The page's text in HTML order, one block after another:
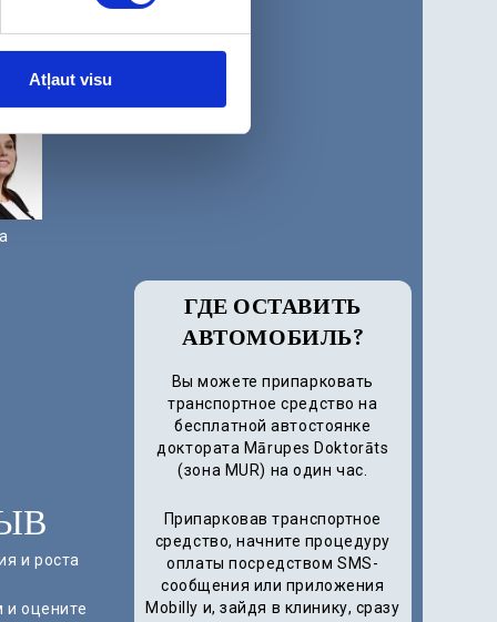
Atļaut visu
и роста
и оцените
ГДЕ ОСТАВИТЬ
АВТОМОБИЛЬ?
Вы можете припарковать
транспортное средство на
бесплатной автостоянке
доктората Mārupes Doktorāts
(зона MUR) на один час.
Припарковав транспортное
средство, начните процедуру
оплаты посредством SMS-
сообщения или приложения
Mobilly и, зайдя в клинику, сразу